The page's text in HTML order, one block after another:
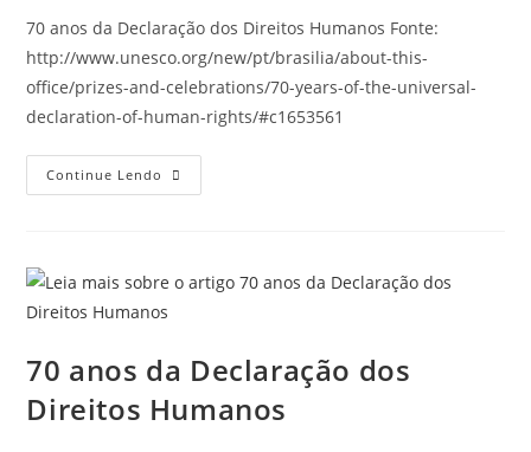
70 anos da Declaração dos Direitos Humanos Fonte:
http://www.unesco.org/new/pt/brasilia/about-this-
office/prizes-and-celebrations/70-years-of-the-universal-
declaration-of-human-rights/#c1653561
Continue Lendo
70 anos da Declaração dos
Direitos Humanos